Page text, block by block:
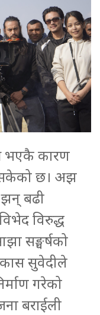
भएकै कारण
छ। अझ
झन् बढी
विरुद्ध
सङ्घर्षको
सुवेदीले
गरेको
बराईली